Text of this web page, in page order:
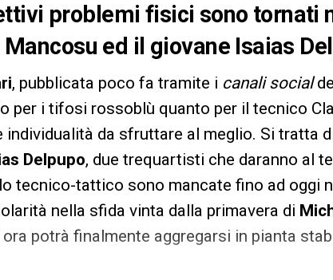
problemi fisici sono tornati
ed il giovane Isaias
, pubblicata poco fa tramite i canali social
per i tifosi rossoblù quanto per il tecnico
individualità da sfruttare al meglio. Si tratta
Delpupo, due trequartisti che daranno al
tecnico-tattico sono mancate fino ad oggi
nella sfida vinta dalla primavera di
potrà finalmente aggregarsi in pianta